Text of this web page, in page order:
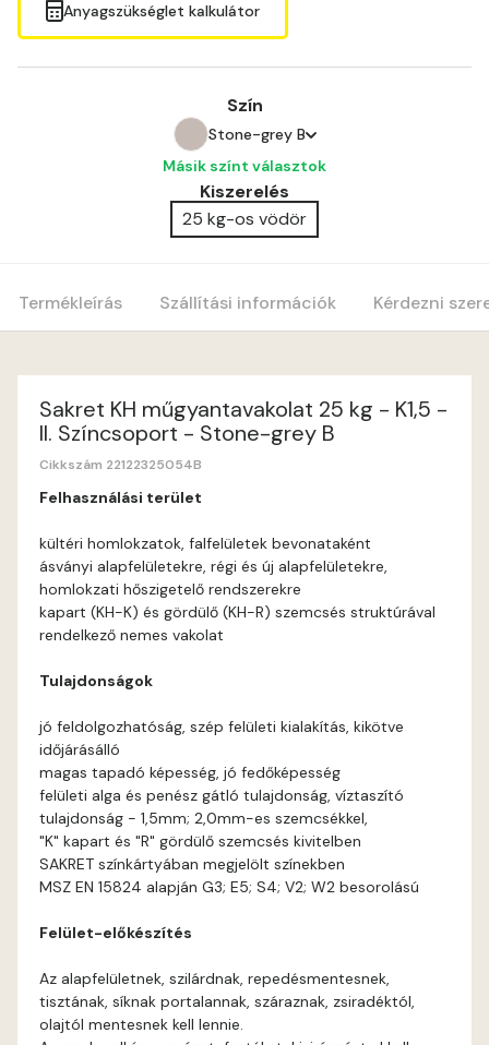
Anyagszükséglet kalkulátor
Szín
Stone-grey B
Amber C
Amber D
Anticred D
Apple D
Apricot D
Ash B
Ash C
Blood-orange C
Másik színt választok
Kiszerelés
25 kg-os vödör
Termékleírás Szállítási információk Kérdezni
Sakret KH műgyantavakolat 25 kg - K1,5 -
II. Színcsoport - Stone-grey B
Cikkszám 22122325054B
Felhasználási terület
kültéri homlokzatok, falfelületek bevonataként
ásványi alapfelületekre, régi és új alapfelületekre,
homlokzati hőszigetelő rendszerekre
kapart (KH-K) és gördülő (KH-R) szemcsés struktúrával
rendelkező nemes vakolat
Tulajdonságok
jó feldolgozhatóság, szép felületi kialakítás, kikötve
időjárásálló
magas tapadó képesség, jó fedőképesség
felületi alga és penész gátló tulajdonság, víztaszító
tulajdonság - 1,5mm; 2,0mm-es szemcsékkel,
"K" kapart és "R" gördülő szemcsés kivitelben
SAKRET színkártyában megjelölt színekben
MSZ EN 15824 alapján G3; E5; S4; V2; W2 besorolású
Felület-előkészítés
Az alapfelületnek, szilárdnak, repedésmentesnek,
tisztának, síknak portalannak, száraznak, zsiradéktól,
olajtól mentesnek kell lennie.